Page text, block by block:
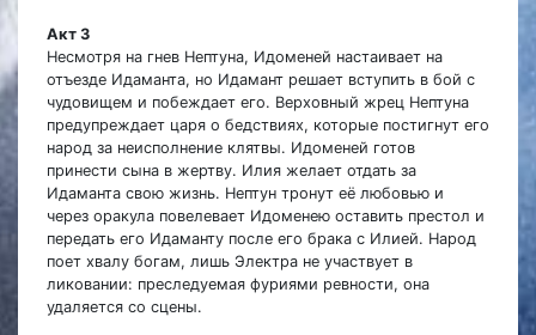
Акт 3
Несмотря на гнев Нептуна, Идоменей настаивает на
отъезде Идаманта, но Идамант решает вступить в бой с
чудовищем и побеждает его. Верховный жрец Нептуна
предупреждает царя о бедствиях, которые постигнут его
народ за неисполнение клятвы. Идоменей готов
принести сына в жертву. Илия желает отдать за
Идаманта свою жизнь. Нептун тронут её любовью и
через оракула повелевает Идоменею оставить престол и
передать его Идаманту после его брака с Илией. Народ
поет хвалу богам, лишь Электра не участвует в
ликовании: преследуемая фуриями ревности, она
удаляется со сцены.